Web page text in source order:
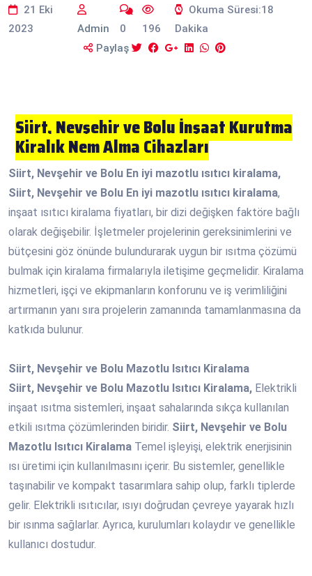
21 Eki
2023
Admin 0 196
Okuma Süresi:18
Dakika
Paylaş
Siirt, Nevşehir ve Bolu İnşaat Kurutma
Kiralık Nem Alma Cihazları
Siirt, Nevşehir ve Bolu En iyi mazotlu ısıtıcı kiralama,
Siirt, Nevşehir ve Bolu En iyi mazotlu ısıtıcı kiralama,
inşaat ısıtıcı kiralama fiyatları, bir dizi değişken faktöre bağlı
olarak değişebilir. İşletmeler projelerinin gereksinimlerini ve
bütçesini göz önünde bulundurarak uygun bir ısıtma çözümü
bulmak için kiralama firmalarıyla iletişime geçmelidir. Kiralama
hizmetleri, işçi ve ekipmanların konforunu ve iş verimliliğini
artırmanın yanı sıra projelerin zamanında tamamlanmasına da
katkıda bulunur.
Siirt, Nevşehir ve Bolu Mazotlu Isıtıcı Kiralama
Siirt, Nevşehir ve Bolu Mazotlu Isıtıcı Kiralama, Elektrikli
inşaat ısıtma sistemleri, inşaat sahalarında sıkça kullanılan
etkili ısıtma çözümlerinden biridir. Siirt, Nevşehir ve Bolu
Mazotlu Isıtıcı Kiralama Temel işleyişi, elektrik enerjisinin
ısı üretimi için kullanılmasını içerir. Bu sistemler, genellikle
taşınabilir ve kompakt tasarımlara sahip olup, farklı tiplerde
gelir. Elektrikli ısıtıcılar, ısıyı doğrudan çevreye yayarak hızlı
bir ısınma sağlarlar. Ayrıca, kurulumları kolaydır ve genellikle
kullanıcı dostudur.